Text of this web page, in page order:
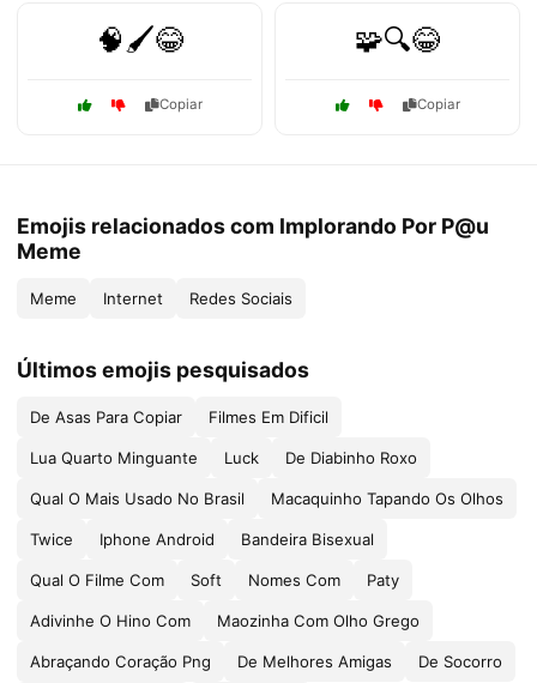
🧠🖌️😂
Copiar
🧩🔍😂
Copiar
Emojis relacionados com Implorando Por P@u
Meme
Meme Internet Redes Sociais
Últimos emojis pesquisados
De Asas Para Copiar Filmes Em Dificil
Lua Quarto Minguante Luck De Diabinho Roxo
Qual O Mais Usado No Brasil Macaquinho Tapando Os Olhos
Twice Iphone Android Bandeira Bisexual
Qual O Filme Com Soft Nomes Com Paty
Adivinhe O Hino Com Maozinha Com Olho Grego
Abraçando Coração Png De Melhores Amigas De Socorro